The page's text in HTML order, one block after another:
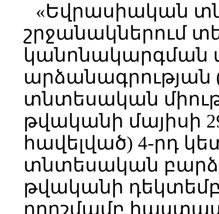
«Եվրասիական
շրջանակներում
կանոնակարգման
տնտեսական
թվականի մայիսի
հավելված) 4-րդ
տնտեսական
թվականի
որոշմամբ